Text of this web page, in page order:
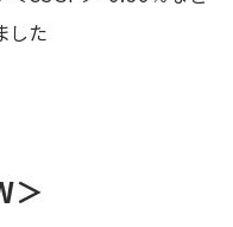
した
＞